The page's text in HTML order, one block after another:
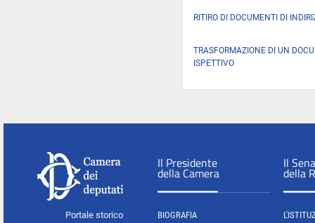
RITIRO DI DOCUMENTI DI
TRASFORMAZIONE DI UN
ISPETTIVO
Portale storico
Il Presidente
della Camera
BIOGRAFIA
Il
della